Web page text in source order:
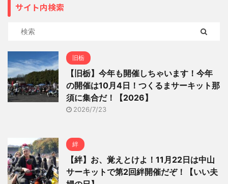
サイト内検索
旧栃
【旧栃】今年も開催しちゃいます！今年
の開催は10月4日！つくるまサーキット那
須に集合だ！【2026】
2026/7/23
絆
【絆】お、覚えとけよ！11月22日は中山
サーキットで第2回絆開催だぞ！【いい夫